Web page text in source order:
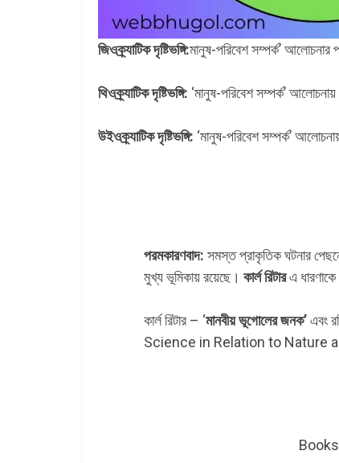
জিওক্র্যাটিক দৃষ্টিভঙ্গি:মানুষ-পরিবেশ সম্পর্ক’ আলোচনার
থিওক্র্যাটিক দৃষ্টিভঙ্গি: ‘মানুষ-পরিবেশ সম্পর্ক’ আলোচনায়
উইওক্র্যাটিক দৃষ্টিভঙ্গি: ‘মানুষ-পরিবেশ সম্পর্ক’
পরমকারণবাদ: সমস্ত প্রাকৃতিক ঘটনার পেছনে
মুখ্য ভূমিকায় রয়েছে।কার্ল রিটারএ ধারণাকে
কার্ল রিটার – ‘মানবীয় ভূগোলের জনক’এবং
Science in Relation to Nature
Books